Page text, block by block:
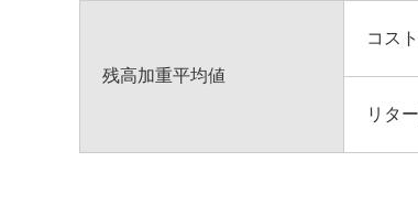
残高加重平均値
コスト
リタ